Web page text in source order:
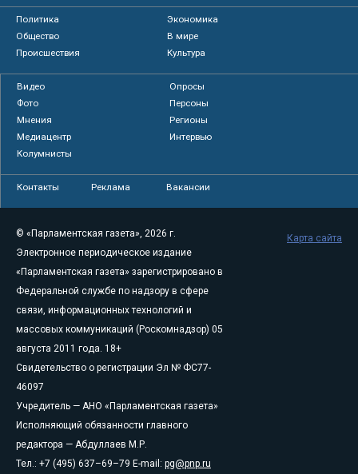
Политика
Экономика
Общество
В мире
Происшествия
Культура
Видео
Опросы
Фото
Персоны
Мнения
Регионы
Медиацентр
Интервью
Колумнисты
Контакты Реклама Вакансии
© «Парламентская газета», 2026 г.
Электронное периодическое издание
«Парламентская газета» зарегистрировано в
Федеральной службе по надзору в сфере
связи, информационных технологий и
массовых коммуникаций (Роскомнадзор) 05
августа 2011 года. 18+
Свидетельство о регистрации Эл № ФС77-
46097
Учредитель — АНО «Парламентская газета»
Исполняющий обязанности главного
редактора — Абдуллаев М.Р.
Тел.: +7 (495) 637–69–79 E-mail: pg@pnp.ru
Карта сайта